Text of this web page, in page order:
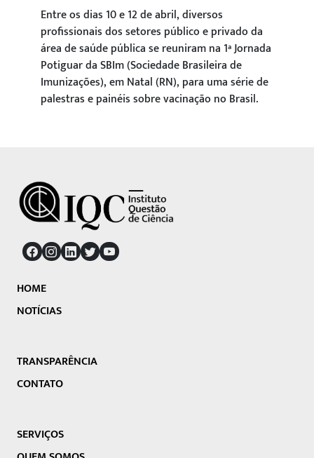
Entre os dias 10 e 12 de abril, diversos
profissionais dos setores público e privado da
área de saúde pública se reuniram na 1ª Jornada
Potiguar da SBIm (Sociedade Brasileira de
Imunizações), em Natal (RN), para uma série de
palestras e painéis sobre vacinação no Brasil.
HOME
NOTÍCIAS
TRANSPARÊNCIA
CONTATO
SERVIÇOS